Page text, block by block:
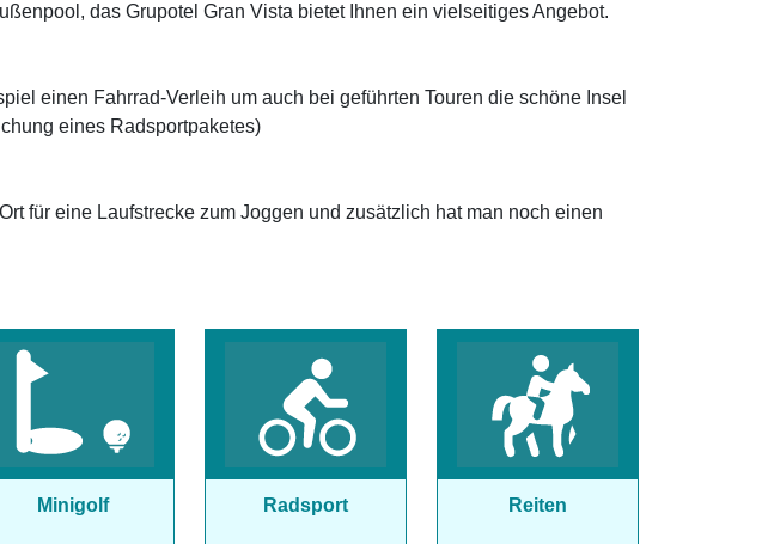
das Grupotel Gran Vista bietet Ihnen ein vielseitiges Angebot.
einen Fahrrad-Verleih um auch bei geführten Touren die schöne Insel
eines Radsportpaketes)
für eine Laufstrecke zum Joggen und zusätzlich hat man noch einen
Minigolf Radsport Reiten